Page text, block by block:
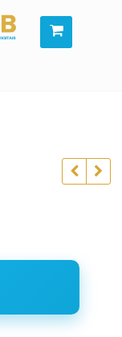
R$97,00R$